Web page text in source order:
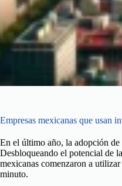
Empresas mexicanas que usan
En el último año, la adopción
Desbloqueando el potencial de
mexicanas comenzaron a
minuto.